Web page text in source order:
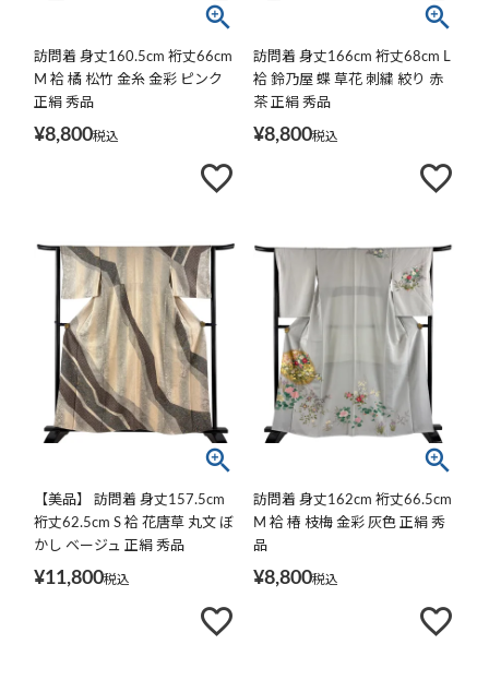
訪問着 身丈160.5cm 裄丈66cm
M 袷 橘 松竹 金糸 金彩 ピンク
正絹 秀品
¥8,800税込
訪問着 身丈166cm 裄丈68cm L
袷 鈴乃屋 蝶 草花 刺繍 絞り 赤
茶 正絹 秀品
¥8,800税込
【美品】 訪問着 身丈157.5cm
裄丈62.5cm S 袷 花唐草 丸文 ぼ
かし ベージュ 正絹 秀品
¥11,800税込
訪問着 身丈162cm 裄丈66.5cm
M 袷 椿 枝梅 金彩 灰色 正絹 秀
品
¥8,800税込